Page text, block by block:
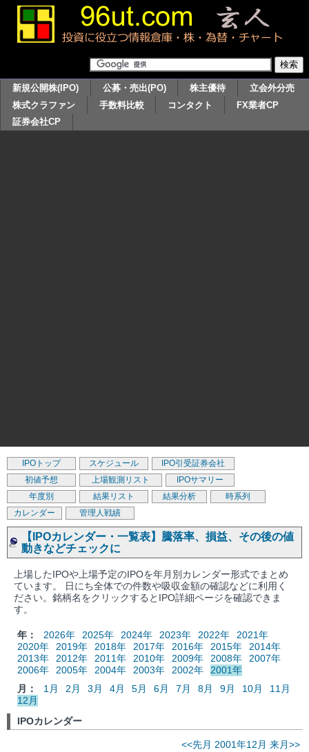
新規公開株(IPO) 公募・売出(PO) 株主優待
立会外分売
株式クラファン
手数料比較 コンタクト
FX業者CP
証券会社CP
IPOトップ スケジュール
IPO引受証券会社
初値予想
上場観測リスト
IPOサマリー
年度別
結果リスト 結果分析
時系列
カレンダー
管理人戦績
【IPOカレンダー・一覧表】騰落率、損益、その後の値
動きなどチェックに
上場したIPOや上場予定のIPOを年月別カレンダー形式でまとめ
ています。 日にち全体での件数や吸収金額の確認などに利用く
ださい。銘柄名をクリックするとIPO詳細ページを確認できま
す。
年： 2026年 2025年 2024年 2023年 2022年
2021年
2020年
2019年 2018年 2017年 2016年 2015年
2014年
2013年
2012年 2011年 2010年 2009年 2008年
2007年
2006年
2005年 2004年 2003年 2002年
2001年
月：
1月 2月 3月 4月 5月 6月 7月 8月 9月 10月
11月
12月
IPOカレンダー
<<先月 2001年12月 来月>>